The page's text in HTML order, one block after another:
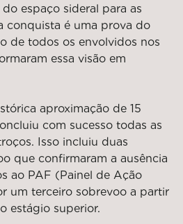
espaço sideral para as
conquista é uma prova do
de todos os envolvidos nos
essa visão em
aproximação de 15
com sucesso todas as
Isso incluiu duas
que confirmaram a ausência
ao PAF (Painel de Ação
um terceiro sobrevoo a partir
estágio superior.